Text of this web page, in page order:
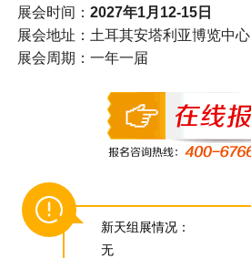
展会时间： 2027年1月12-15日
展会地址：土耳其安塔利亚博览中心
展会周期：一年一届
新天组展情况：
无